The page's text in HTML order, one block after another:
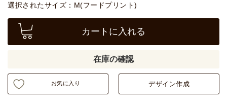
選択されたサイズ：M(フードプリント)
カートに入れる
在庫の確認
お気に入り デザイン作成